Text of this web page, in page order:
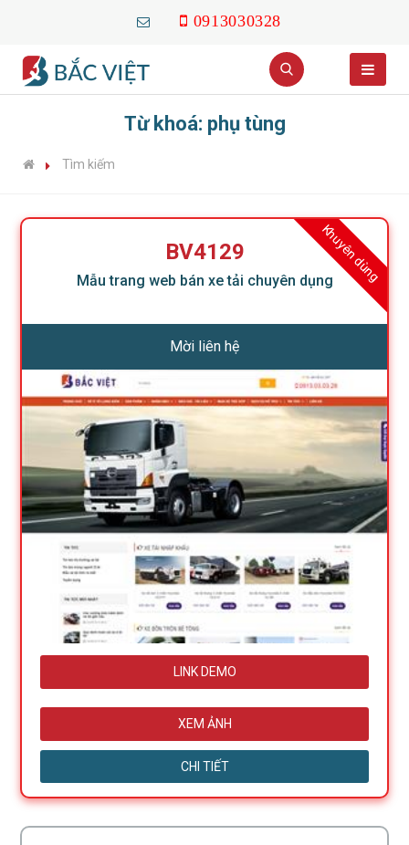
0913030328
Từ khoá: phụ tùng
Tìm kiếm
Khuyên dùng
BV4129
Mẫu trang web bán xe tải chuyên dụng
Mời liên hệ
LINK DEMO
XEM ẢNH
CHI TIẾT